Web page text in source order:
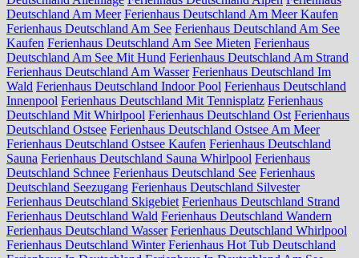
Deutschland Am Meer Ferienhaus Deutschland Am Meer Kaufen
Ferienhaus Deutschland Am See Ferienhaus Deutschland Am See
Kaufen Ferienhaus Deutschland Am See Mieten Ferienhaus
Deutschland Am See Mit Hund Ferienhaus Deutschland Am Strand
Ferienhaus Deutschland Am Wasser Ferienhaus Deutschland Im
Wald Ferienhaus Deutschland Indoor Pool Ferienhaus Deutschland
Innenpool Ferienhaus Deutschland Mit Tennisplatz Ferienhaus
Deutschland Mit Whirlpool Ferienhaus Deutschland Ost Ferienhaus
Deutschland Ostsee Ferienhaus Deutschland Ostsee Am Meer
Ferienhaus Deutschland Ostsee Kaufen Ferienhaus Deutschland
Sauna Ferienhaus Deutschland Sauna Whirlpool Ferienhaus
Deutschland Schnee Ferienhaus Deutschland See Ferienhaus
Deutschland Seezugang Ferienhaus Deutschland Silvester
Ferienhaus Deutschland Skigebiet Ferienhaus Deutschland Strand
Ferienhaus Deutschland Wald Ferienhaus Deutschland Wandern
Ferienhaus Deutschland Wasser Ferienhaus Deutschland Whirlpool
Ferienhaus Deutschland Winter Ferienhaus Hot Tub Deutschland